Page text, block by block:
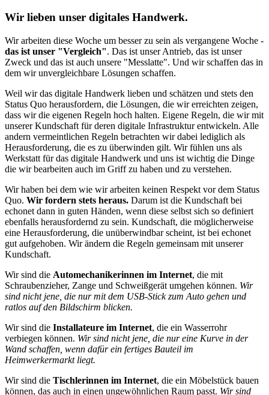
Wir lieben unser digitales Handwerk.
Wir arbeiten diese Woche um besser zu sein als vergangene Woche -
das ist unser "Vergleich". Das ist unser Antrieb, das ist unser
Zweck und das ist auch unsere "Messlatte". Und wir schaffen das in
dem wir unvergleichbare Lösungen schaffen.
Weil wir das digitale Handwerk lieben und schätzen und stets den
Status Quo herausfordern, die Lösungen, die wir erreichten zeigen,
dass wir die eigenen Regeln hoch halten. Eigene Regeln, die wir mit
unserer Kundschaft für deren digitale Infrastruktur entwickeln. Alle
andern vermeintlichen Regeln betrachten wir dabei lediglich als
Herausforderung, die es zu überwinden gilt. Wir fühlen uns als
Werkstatt für das digitale Handwerk und uns ist wichtig die Dinge
die wir bearbeiten auch im Griff zu haben und zu verstehen.
Wir haben bei dem wie wir arbeiten keinen Respekt vor dem Status
Quo. Wir fordern stets heraus. Darum ist die Kundschaft bei
echonet dann in guten Händen, wenn diese selbst sich so definiert
ebenfalls herausfordernd zu sein. Kundschaft, die möglicherweise
eine Herausforderung, die unüberwindbar scheint, ist bei echonet
gut aufgehoben. Wir ändern die Regeln gemeinsam mit unserer
Kundschaft.
Wir sind die Automechanikerinnen im Internet, die mit
Schraubenzieher, Zange und Schweißgerät umgehen können. Wir
sind nicht jene, die nur mit dem USB-Stick zum Auto gehen und
ratlos auf den Bildschirm blicken.
Wir sind die Installateure im Internet, die ein Wasserrohr
verbiegen können. Wir sind nicht jene, die nur eine Kurve in der
Wand schaffen, wenn dafür ein fertiges Bauteil im
Heimwerkermarkt liegt.
Wir sind die Tischlerinnen im Internet, die ein Möbelstück bauen
können, das auch in einen ungewöhnlichen Raum passt. Wir sind